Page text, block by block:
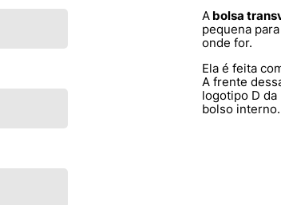
A bolsa
pequena
onde for.
Ela é feita
A frente
logotipo D
bolso interno.